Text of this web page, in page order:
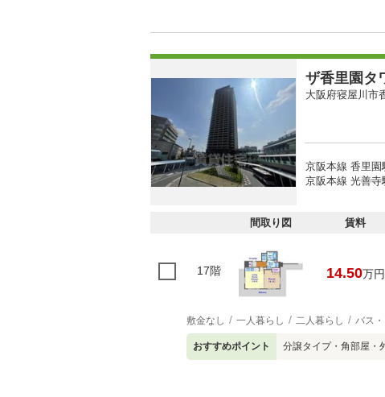
ザ香里園タ
大阪府寝屋川市
京阪本線 香里園
京阪本線 光善寺
間取り図 賃料
17階 14.50万円
敷金なし 一人暮らし 二人暮らし バス
おすすめポイント 分譲タイプ・角部屋・